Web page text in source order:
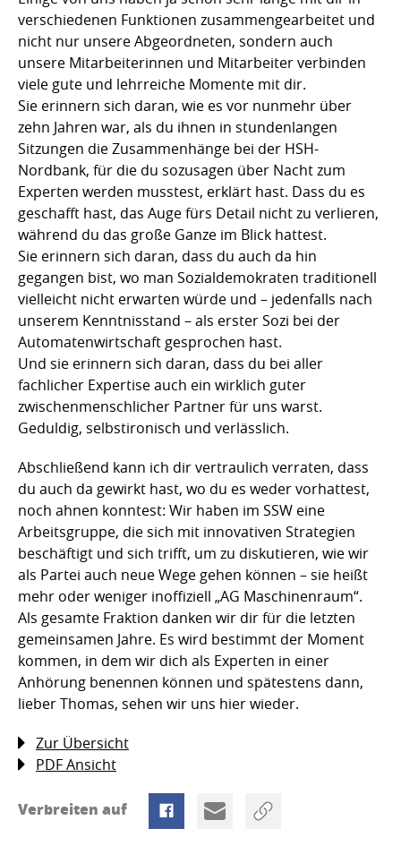
verschiedenen Funktionen zusammengearbeitet und
nicht nur unsere Abgeordneten, sondern auch
unsere Mitarbeiterinnen und Mitarbeiter verbinden
viele gute und lehrreiche Momente mit dir.
Sie erinnern sich daran, wie es vor nunmehr über
zehn Jahren war, als du ihnen in stundenlangen
Sitzungen die Zusammenhänge bei der HSH-
Nordbank, für die du sozusagen über Nacht zum
Experten werden musstest, erklärt hast. Dass du es
geschafft hast, das Auge fürs Detail nicht zu verlieren,
während du das große Ganze im Blick hattest.
Sie erinnern sich daran, dass du auch da hin
gegangen bist, wo man Sozialdemokraten traditionell
vielleicht nicht erwarten würde und – jedenfalls nach
unserem Kenntnisstand – als erster Sozi bei der
Automatenwirtschaft gesprochen hast.
Und sie erinnern sich daran, dass du bei aller
fachlicher Expertise auch ein wirklich guter
zwischenmenschlicher Partner für uns warst.
Geduldig, selbstironisch und verlässlich.
Abschließend kann ich dir vertraulich verraten, dass
du auch da gewirkt hast, wo du es weder vorhattest,
noch ahnen konntest: Wir haben im SSW eine
Arbeitsgruppe, die sich mit innovativen Strategien
beschäftigt und sich trifft, um zu diskutieren, wie wir
als Partei auch neue Wege gehen können – sie heißt
mehr oder weniger inoffiziell „AG Maschinenraum“.
Als gesamte Fraktion danken wir dir für die letzten
gemeinsamen Jahre. Es wird bestimmt der Moment
kommen, in dem wir dich als Experten in einer
Anhörung benennen können und spätestens dann,
lieber Thomas, sehen wir uns hier wieder.
Zur Übersicht
PDF Ansicht
Verbreiten auf